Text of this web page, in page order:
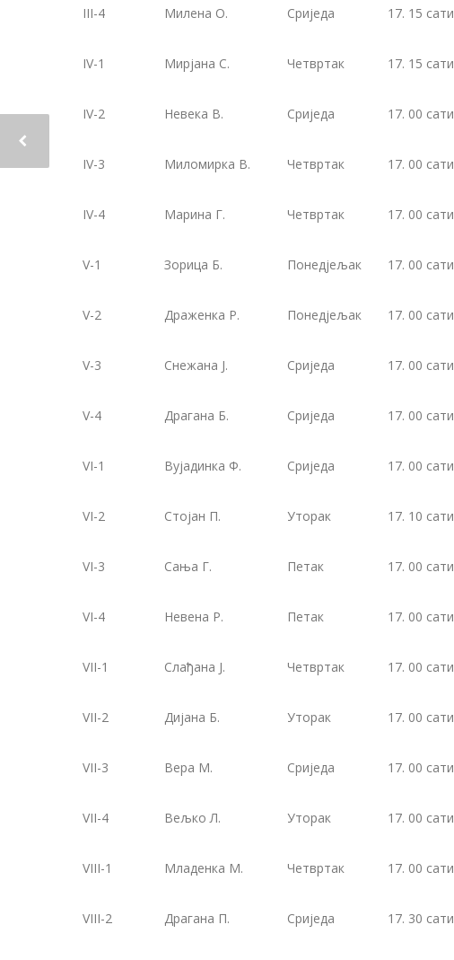
III-4 Милена О. Сриједа 17. 15 сати
IV-1 Мирјана С. Четвртак 17. 15 сати
IV-2 Невека В. Сриједа 17. 00 сати
IV-3 Миломирка В. Четвртак 17. 00 сати
IV-4 Марина Г. Четвртак 17. 00 сати
V-1 Зорица Б. Понедјељак 17. 00 сати
V-2 Драженка Р. Понедјељак 17. 00 сати
V-3 Снежана Ј. Сриједа 17. 00 сати
V-4 Драгана Б. Сриједа 17. 00 сати
VI-1 Вујадинка Ф. Сриједа 17. 00 сати
VI-2 Стојан П. Уторак 17. 10 сати
VI-3 Сања Г. Петак 17. 00 сати
VI-4 Невена Р. Петак 17. 00 сати
VII-1 Слађана Ј. Четвртак 17. 00 сати
VII-2 Дијана Б. Уторак 17. 00 сати
VII-3 Вера М. Сриједа 17. 00 сати
VII-4 Вељко Л. Уторак 17. 00 сати
VIII-1 Младенка М. Четвртак 17. 00 сати
VIII-2 Драгана П. Сриједа 17. 30 сати